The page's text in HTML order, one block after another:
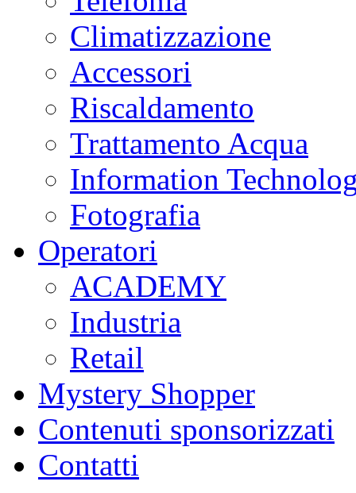
Climatizzazione
Accessori
Riscaldamento
Trattamento Acqua
Information
Fotografia
Operatori
ACADEMY
Industria
Retail
Mystery Shopper
Contenuti sponsorizzati
Contatti